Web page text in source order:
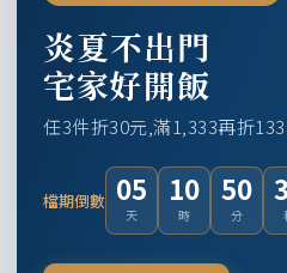
炎夏不出門
宅家好開飯
任3件折30元,滿1,333再折
檔期倒數 05
天
10
時
50
分